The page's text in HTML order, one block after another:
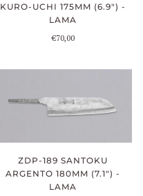
KURO-UCHI 175MM (6.9") -
LAMA
€70,00
ZDP-189 SANTOKU
ARGENTO 180MM (7.1") -
LAMA